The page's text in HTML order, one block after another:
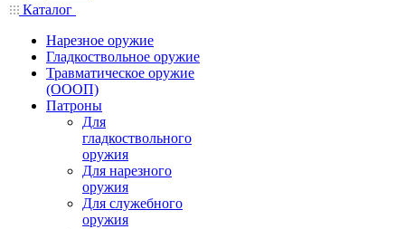
Каталог
Нарезное оружие
Гладкоствольное оружие
Травматическое оружие
(ОООП)
Патроны
Для
гладкоствольного
оружия
Для нарезного
оружия
Для служебного
оружия